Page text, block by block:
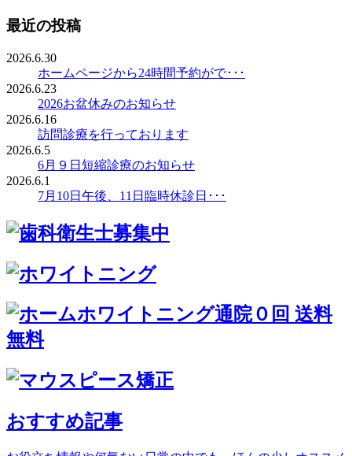
最近の投稿
2026.6.30
ホームページから24時間予約がで･･･
2026.6.23
2026お盆休みのお知らせ
2026.6.16
訪問診療を行っております
2026.6.5
6月９日短縮診療のお知らせ
2026.6.1
7月10日午後、11日臨時休診日･･･
おすすめ記事